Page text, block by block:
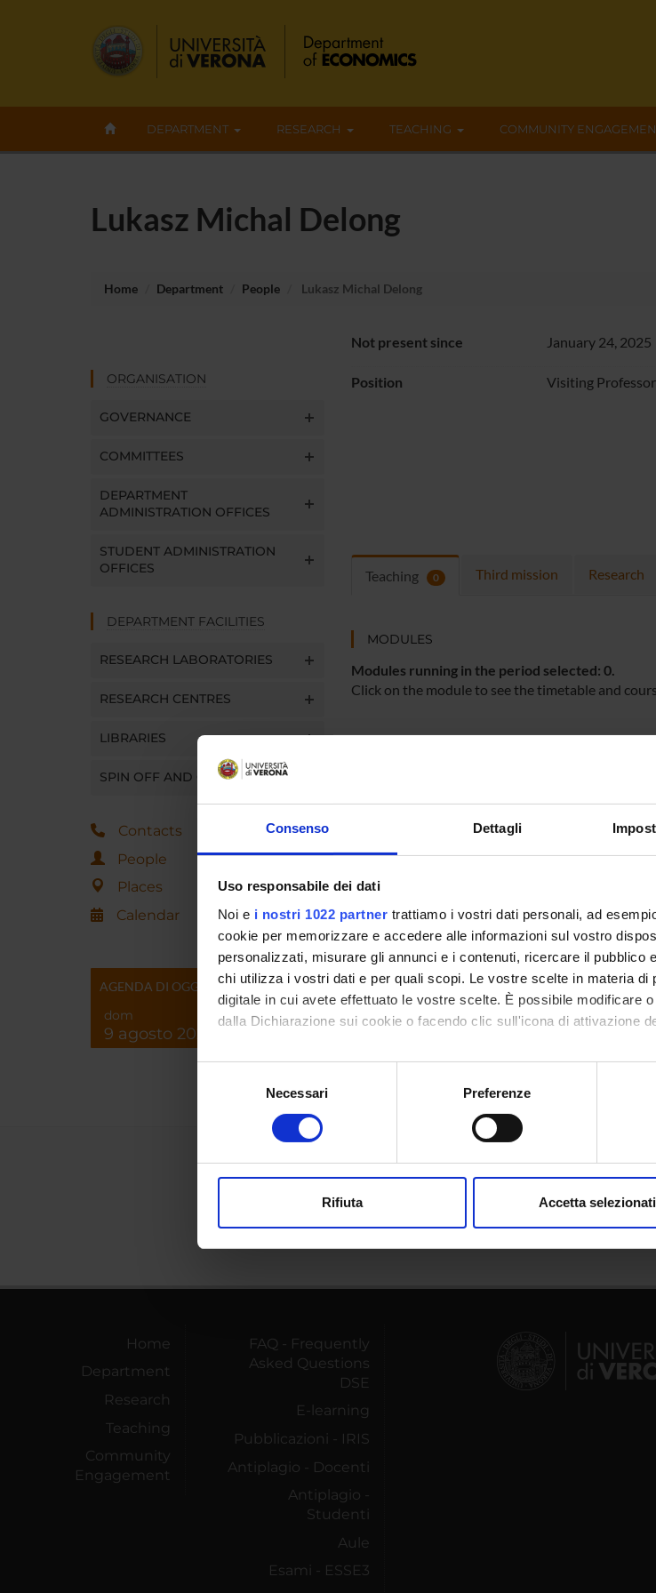
Consenso Dettagli
Uso responsabile dei dati
Noi e i nostri 1022 partner trattiamo i vostri dati personali, ad
cookie per memorizzare e accedere alle informazioni sul vostro
personalizzati, misurare gli annunci e i contenuti, ricercare il
chi utilizza i vostri dati e per quali scopi. Le vostre scelte in materia
digitale in cui avete effettuato le vostre scelte. È possibile modificare
dalla Dichiarazione sui cookie o facendo clic sull'icona di attivazione
Con il tuo consenso, vorremmo anche:
raccogliere informazioni sulla tua posizione geografica, con
digitali).
modificare o ritirare il tuo consenso in qualsiasi momento dalla
Necessari Preferenze
Rifiuta Accetta selezionati
DEPARTMENT RESEARCH TEACHING COMMUNITY
Lukasz Michal Delong
Home Department People Lukasz Michal Delong
ORGANISATION
GOVERNANCE
COMMITTEES
DEPARTMENT
ADMINISTRATION OFFICES
STUDENT ADMINISTRATION
OFFICES
DEPARTMENT FACILITIES
RESEARCH LABORATORIES
RESEARCH CENTRES
LIBRARIES
SPIN OFF AND COMPANIES
Contacts
People
Places
Calendar
AGENDA DI OGGI
dom
9 agosto 2026
Not present since January 24, 2025
Position Visiting
Teaching 0 Third mission Research
MODULES
Modules running in the period selected: 0.
Click on the module to see the timetable and
Home
Department
Research
Teaching
Community
Engagement
FAQ - Frequently
Asked Questions
DSE
E-learning
Pubblicazioni - IRIS
Antiplagio - Docenti
Antiplagio -
Studenti
Aule
Esami - ESSE3